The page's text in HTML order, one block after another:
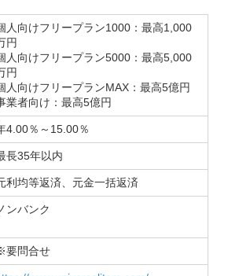
人向けフリープラン1000：最高1,000
円
人向けフリープラン5000：最高5,000
円
人向けフリープランMAX：最高5億円
業者向け：最高5億円
4.00％～15.00％
長35年以内
利均等返済、元金一括返済
ンバンク
要問合せ